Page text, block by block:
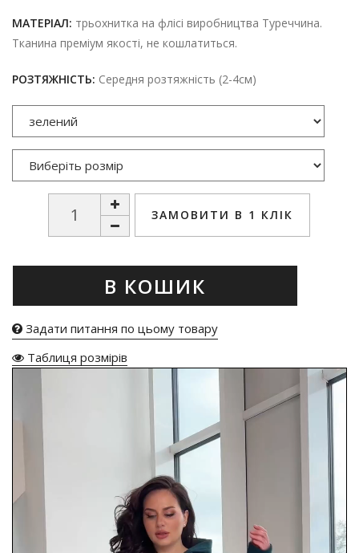
МАТЕРІАЛ: трьохнитка на флісі виробництва Туреччина.
Тканина преміум якості, не кошлатиться.
РОЗТЯЖНІСТЬ: Середня розтяжність (2-4см)
ЗАМОВИТИ В 1 КЛІК
В КОШИК
Задати питання по цьому товару
Таблиця розмірів